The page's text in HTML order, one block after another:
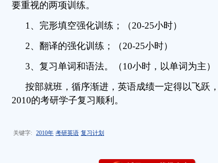
要重视的两项训练。
1、完形填空强化训练；（20-25小时）
2、翻译的强化训练；（20-25小时）
3、复习单词和语法。（10小时，以单词为主）
按部就班，循序渐进，英语成绩一定得以飞跃
2010的考研学子复习顺利。
关键字: 2010年 考研英语 复习计划